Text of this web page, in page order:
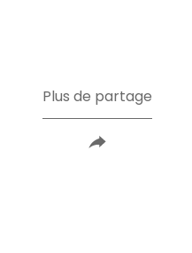
Plus de partage